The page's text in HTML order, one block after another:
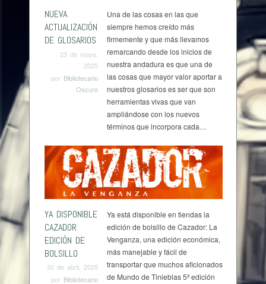
NUEVA
ACTUALIZACIÓN
DE GLOSARIOS
23 de mayo,
2025
por Bibliotecario
Oscuro
Una de las cosas en las que
siempre hemos creído más
firmemente y que más llevamos
remarcando desde los inicios de
nuestra andadura es que una de
las cosas que mayor valor aportar a
nuestros glosarios es ser que son
herramientas vivas que van
ampliándose con los nuevos
términos que incorpora cada…
YA DISPONIBLE
CAZADOR
EDICIÓN DE
BOLSILLO
30 de abril, 2025
por Bibliotecario
Ya está disponible en tiendas la
edición de bolsillo de Cazador: La
Venganza, una edición económica,
más manejable y fácil de
transportar que muchos aficionados
de Mundo de Tinieblas 5ª edición